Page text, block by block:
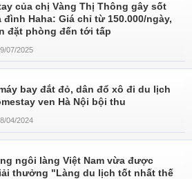
của chị Vàng Thị Thông gây sốt
đình Haha: Giá chỉ từ 150.000/ngày,
đặt phòng đến tới tấp
07/2025
bay đắt đỏ, dân đổ xô đi du lịch
ven Hà Nội bội thu
04/2024
ngôi làng Việt Nam vừa được
thưởng "Làng du lịch tốt nhất thế